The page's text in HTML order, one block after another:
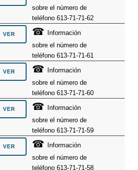
sobre el número de
teléfono 613-71-71-62
☎ Información
sobre el número de
teléfono 613-71-71-61
☎ Información
sobre el número de
teléfono 613-71-71-60
☎ Información
sobre el número de
teléfono 613-71-71-59
☎ Información
sobre el número de
teléfono 613-71-71-58